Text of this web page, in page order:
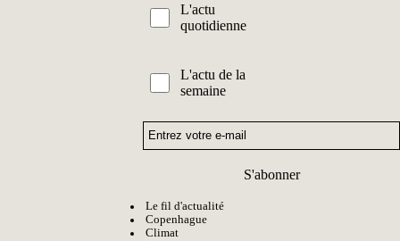
L'actu
quotidienne
L'actu de la
semaine
S'abonner
Le fil d'actualité
Copenhague
Climat